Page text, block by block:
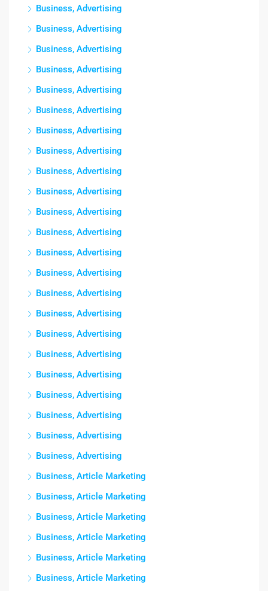
Business, Advertising
Business, Advertising
Business, Advertising
Business, Advertising
Business, Advertising
Business, Advertising
Business, Advertising
Business, Advertising
Business, Advertising
Business, Advertising
Business, Advertising
Business, Advertising
Business, Advertising
Business, Advertising
Business, Advertising
Business, Advertising
Business, Advertising
Business, Advertising
Business, Advertising
Business, Advertising
Business, Advertising
Business, Advertising
Business, Advertising
Business, Article Marketing
Business, Article Marketing
Business, Article Marketing
Business, Article Marketing
Business, Article Marketing
Business, Article Marketing